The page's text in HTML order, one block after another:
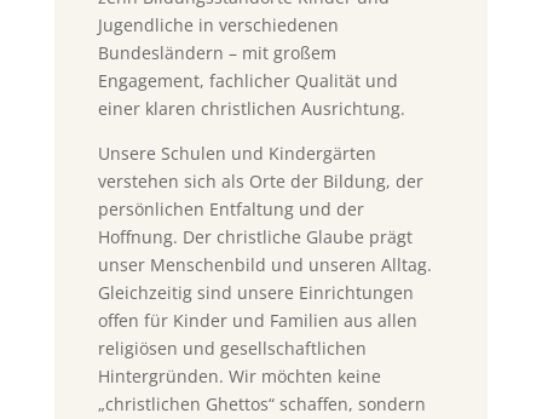
Jugendliche in verschiedenen
Bundesländern – mit großem
Engagement, fachlicher Qualität und
einer klaren christlichen Ausrichtung.
Unsere Schulen und Kindergärten
verstehen sich als Orte der Bildung, der
persönlichen Entfaltung und der
Hoffnung. Der christliche Glaube prägt
unser Menschenbild und unseren Alltag.
Gleichzeitig sind unsere Einrichtungen
offen für Kinder und Familien aus allen
religiösen und gesellschaftlichen
Hintergründen. Wir möchten keine
„christlichen Ghettos“ schaffen, sondern